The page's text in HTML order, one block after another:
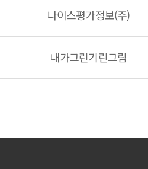
나이스평가정보(주)
내가그린기린그림